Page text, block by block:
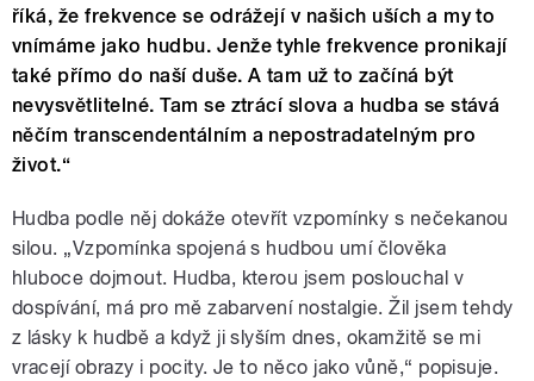
říká, že frekvence se odrážejí v našich uších a my to
vnímáme jako hudbu. Jenže tyhle frekvence pronikají
také přímo do naší duše. A tam už to začíná být
nevysvětlitelné. Tam se ztrácí slova a hudba se stává
něčím transcendentálním a nepostradatelným pro
život.“
Hudba podle něj dokáže otevřít vzpomínky s nečekanou
silou. „Vzpomínka spojená s hudbou umí člověka
hluboce dojmout. Hudba, kterou jsem poslouchal v
dospívání, má pro mě zabarvení nostalgie. Žil jsem tehdy
z lásky k hudbě a když ji slyším dnes, okamžitě se mi
vracejí obrazy i pocity. Je to něco jako vůně,“ popisuje.